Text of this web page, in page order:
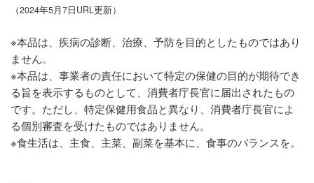
（2024年5月7日URL更新）
※本品は、疾病の診断、治療、予防を目的としたものではあり
ません。
※本品は、事業者の責任において特定の保健の目的が期待でき
る旨を表示するものとして、消費者庁長官に届出されたもの
です。ただし、特定保健用食品と異なり、消費者庁長官によ
る個別審査を受けたものではありません。
※食生活は、主食、主菜、副菜を基本に、食事のバランスを。